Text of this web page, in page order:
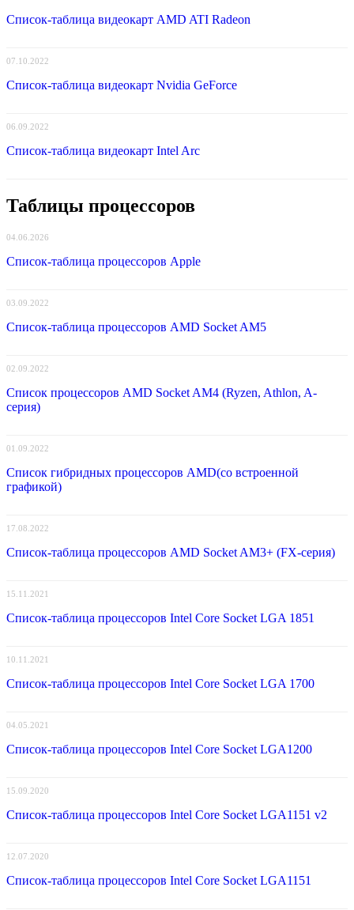
Список-таблица видеокарт AMD ATI Radeon
07.10.2022
Список-таблица видеокарт Nvidia GeForce
06.09.2022
Список-таблица видеокарт Intel Arc
Таблицы процессоров
04.06.2026
Список-таблица процессоров Apple
03.09.2022
Список-таблица процессоров AMD Socket AM5
02.09.2022
Список процессоров AMD Socket AM4 (Ryzen, Athlon, A-
серия)
01.09.2022
Список гибридных процессоров AMD(со встроенной
графикой)
17.08.2022
Список-таблица процессоров AMD Socket AM3+ (FX-серия)
15.11.2021
Список-таблица процессоров Intel Core Socket LGA 1851
10.11.2021
Список-таблица процессоров Intel Core Socket LGA 1700
04.05.2021
Список-таблица процессоров Intel Core Socket LGA1200
15.09.2020
Список-таблица процессоров Intel Core Socket LGA1151 v2
12.07.2020
Список-таблица процессоров Intel Core Socket LGA1151